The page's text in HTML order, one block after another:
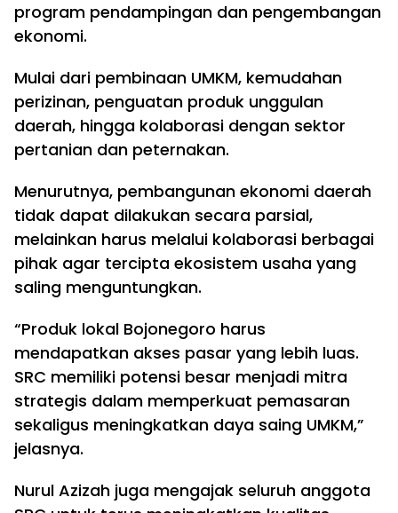
program pendampingan dan pengembangan
ekonomi.
Mulai dari pembinaan UMKM, kemudahan
perizinan, penguatan produk unggulan
daerah, hingga kolaborasi dengan sektor
pertanian dan peternakan.
Menurutnya, pembangunan ekonomi daerah
tidak dapat dilakukan secara parsial,
melainkan harus melalui kolaborasi berbagai
pihak agar tercipta ekosistem usaha yang
saling menguntungkan.
“Produk lokal Bojonegoro harus
mendapatkan akses pasar yang lebih luas.
SRC memiliki potensi besar menjadi mitra
strategis dalam memperkuat pemasaran
sekaligus meningkatkan daya saing UMKM,”
jelasnya.
Nurul Azizah juga mengajak seluruh anggota